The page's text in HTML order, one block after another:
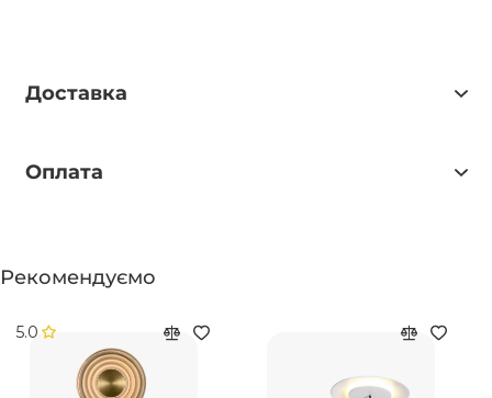
Доставка
Оплата
Рекомендуємо
5.0